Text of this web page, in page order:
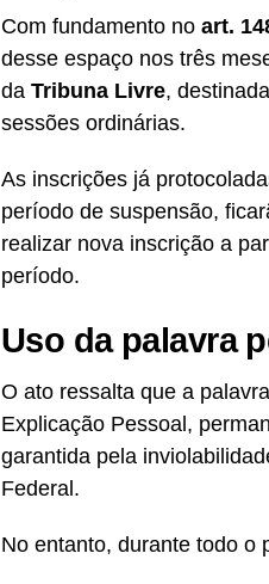
Com fundamento no art.
desse espaço nos três
da Tribuna Livre,
sessões ordinárias.
As inscrições já
período de suspensão,
realizar nova inscrição a
período.
Uso da palavra
O ato ressalta que a
Explicação Pessoal,
garantida pela
Federal.
No entanto, durante todo o